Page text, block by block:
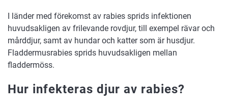
I länder med förekomst av rabies sprids infektionen
huvudsakligen av frilevande rovdjur, till exempel rävar och
mårddjur, samt av hundar och katter som är husdjur.
Fladdermusrabies sprids huvudsakligen mellan
fladdermöss.
Hur infekteras djur av rabies?